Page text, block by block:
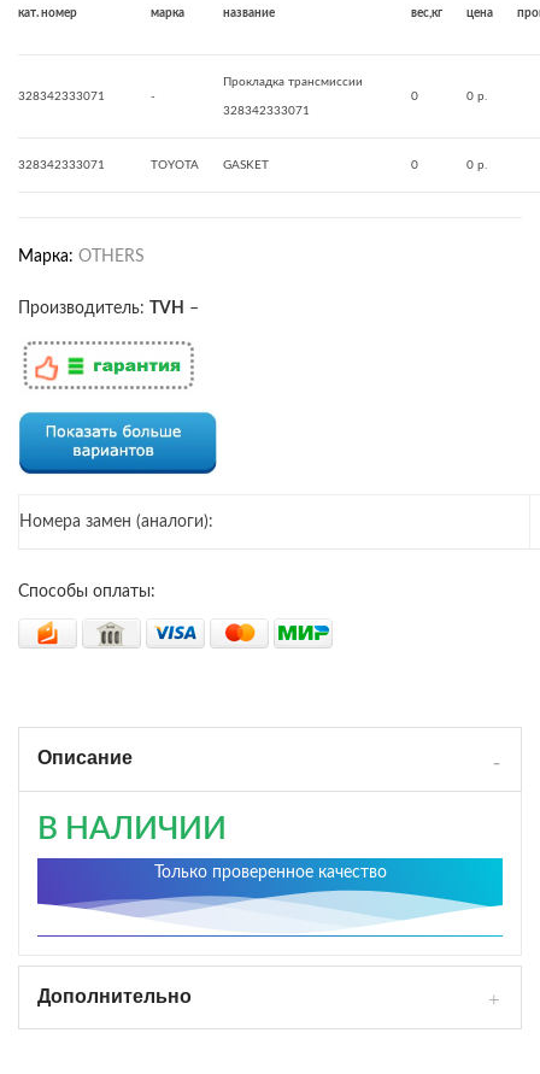
кат. номер марка название вес,кг цена
328342333071 -
Прокладка трансмиссии
328342333071
0 0 р.
328342333071 TOYOTA GASKET 0 0 р.
Марка: OTHERS
Производитель: TVH –
Номера замен (аналоги):
Способы оплаты:
Описание
В НАЛИЧИИ
Только проверенное качество
Дополнительно